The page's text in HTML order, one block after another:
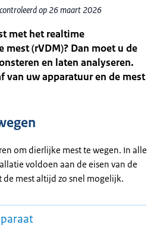
op 26 maart 2026
met het realtime
(rVDM)? Dan moet u de
en laten analyseren.
van uw apparatuur en de mest
om dierlijke mest te wegen. In alle
voldoen aan de eisen van de
de mest altijd zo snel mogelijk.